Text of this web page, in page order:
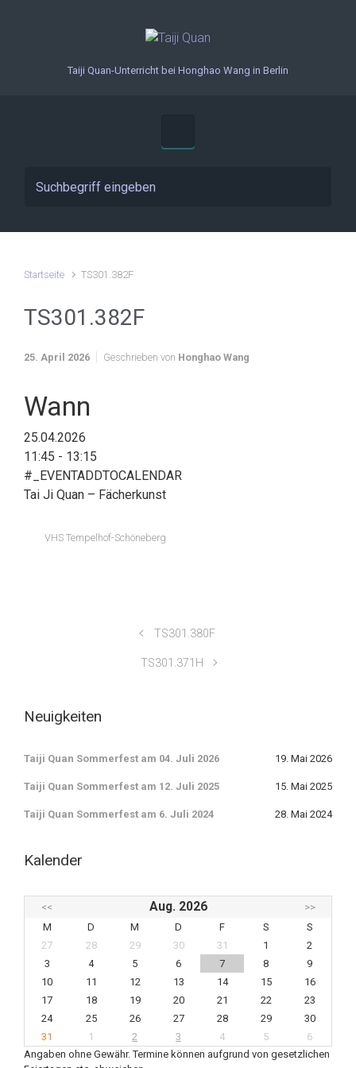
Taiji Quan-Unterricht bei Honghao Wang in Berlin
Startseite TS301.382F
TS301.382F
25. April 2026 Geschrieben von Honghao Wang
Wann
25.04.2026
11:45 - 13:15
#_EVENTADDTOCALENDAR
Tai Ji Quan – Fächerkunst
VHS Tempelhof-Schöneberg
TS301.380F
TS301.371H
Neuigkeiten
Taiji Quan Sommerfest am 04. Juli 2026 19. Mai 2026
Taiji Quan Sommerfest am 12. Juli 2025 15. Mai 2025
Taiji Quan Sommerfest am 6. Juli 2024 28. Mai 2024
Kalender
<< Aug. 2026
>>
M
D M D F S
S
27
28 29 30 31 1
2
3
4 5 6 7 8
9
10
11 12 13 14 15
16
17
18 19 20 21 22
23
24
25 26 27 28 29
30
31
1 2 3 4 5
6
Angaben ohne Gewähr. Termine können aufgrund von gesetzlichen